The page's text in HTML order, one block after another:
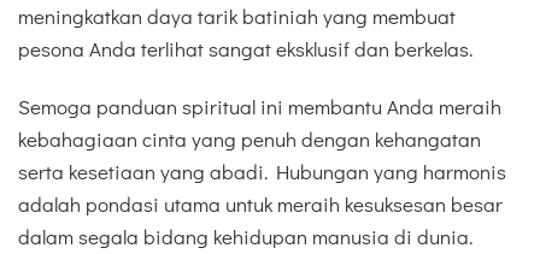
meningkatkan daya tarik batiniah yang membuat
pesona Anda terlihat sangat eksklusif dan berkelas.
Semoga panduan spiritual ini membantu Anda meraih
kebahagiaan cinta yang penuh dengan kehangatan
serta kesetiaan yang abadi. Hubungan yang harmonis
adalah pondasi utama untuk meraih kesuksesan besar
dalam segala bidang kehidupan manusia di dunia.